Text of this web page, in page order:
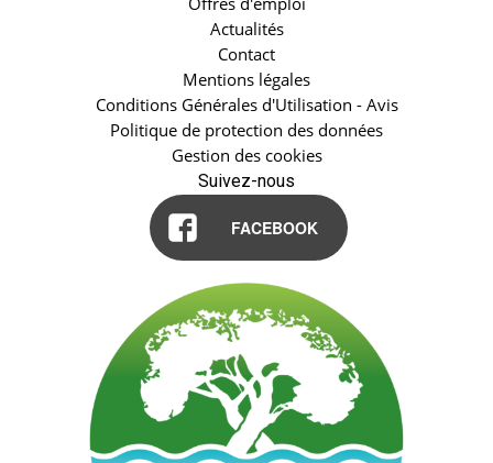
Actualités
Contact
Mentions légales
Conditions Générales d'Utilisation - Avis
Politique de protection des données
Gestion des cookies
Suivez-nous
FACEBOOK